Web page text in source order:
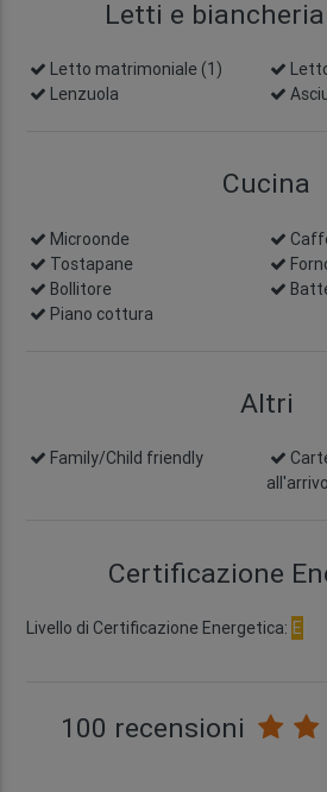
Letti e
Letto matrimoniale (1)
Lenzuola
Cucina
Microonde
Tostapane
Bollitore
Piano cottura
Altri
Family/Child friendly
all'arrivo
Certificazione
Livello di Certificazione Energetica: E
100 recensioni